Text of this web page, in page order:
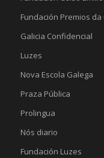
Fundación Premios da
Galicia Confidencial
Luzes
Nova Escola Galega
Praza Pública
Prolingua
Nós diario
Fundación Luzes